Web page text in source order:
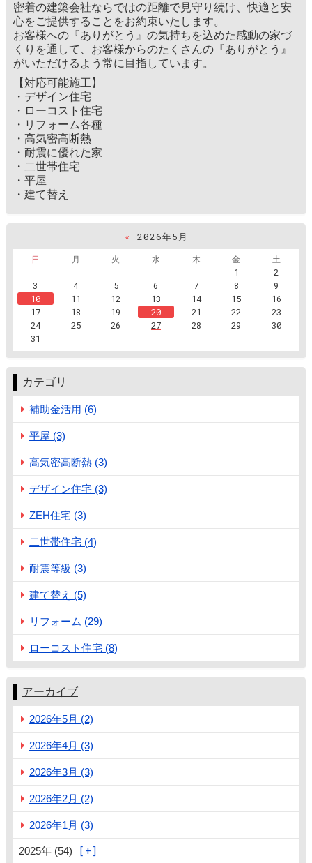
密着の建築会社ならではの距離で見守り続け、快適と安
心をご提供することをお約束いたします。
お客様への『ありがとう』の気持ちを込めた感動の家づ
くりを通して、お客様からのたくさんの『ありがとう』
がいただけるよう常に目指しています。
【対応可能施工】
・デザイン住宅
・ローコスト住宅
・リフォーム各種
・高気密高断熱
・耐震に優れた家
・二世帯住宅
・平屋
・建て替え
« 2026年5月
日
月 火 水 木 金
土
1
2
3
4 5 6 7 8
9
10
11 12 13 14 15
16
17
18 19 20 21 22
23
24
25 26 27 28 29
30
31
カテゴリ
補助金活用 (6)
平屋 (3)
高気密高断熱 (3)
デザイン住宅 (3)
ZEH住宅 (3)
二世帯住宅 (4)
耐震等級 (3)
建て替え (5)
リフォーム (29)
ローコスト住宅 (8)
アーカイブ
2026年5月 (2)
2026年4月 (3)
2026年3月 (3)
2026年2月 (2)
2026年1月 (3)
2025年 (54)